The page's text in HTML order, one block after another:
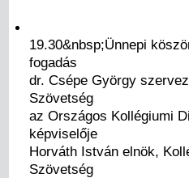
19.30&nbsp;Ünnepi
fogadás
dr. Csépe György
Szövetség
az Országos Kollégiumi
képviselője
Horváth István elnök,
Szövetség